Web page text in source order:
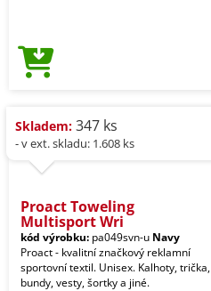
Skladem: 347 ks
- v ext. skladu: 1.608 ks
Proact Toweling
Multisport Wri
kód výrobku: pa049svn-u Navy
Proact - kvalitní značkový reklamní
sportovní textil. Unisex. Kalhoty, trička,
bundy, vesty, šortky a jiné.